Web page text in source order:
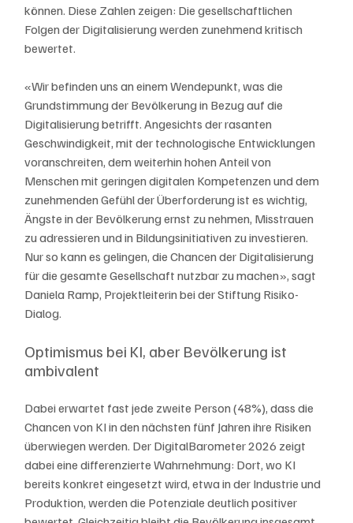
können. Diese Zahlen zeigen: Die gesellschaftlichen
Folgen der Digitalisierung werden zunehmend kritisch
bewertet.
«Wir befinden uns an einem Wendepunkt, was die
Grundstimmung der Bevölkerung in Bezug auf die
Digitalisierung betrifft. Angesichts der rasanten
Geschwindigkeit, mit der technologische Entwicklungen
voranschreiten, dem weiterhin hohen Anteil von
Menschen mit geringen digitalen Kompetenzen und dem
zunehmenden Gefühl der Überforderung ist es wichtig,
Ängste in der Bevölkerung ernst zu nehmen, Misstrauen
zu adressieren und in Bildungsinitiativen zu investieren.
Nur so kann es gelingen, die Chancen der Digitalisierung
für die gesamte Gesellschaft nutzbar zu machen», sagt
Daniela Ramp, Projektleiterin bei der Stiftung Risiko-
Dialog.
Optimismus bei KI, aber Bevölkerung ist
ambivalent
Dabei erwartet fast jede zweite Person (48%), dass die
Chancen von KI in den nächsten fünf Jahren ihre Risiken
überwiegen werden. Der DigitalBarometer 2026 zeigt
dabei eine differenzierte Wahrnehmung: Dort, wo KI
bereits konkret eingesetzt wird, etwa in der Industrie und
Produktion, werden die Potenziale deutlich positiver